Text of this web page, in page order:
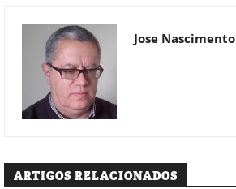
Jose Nascimento
ARTIGOS RELACIONADOS